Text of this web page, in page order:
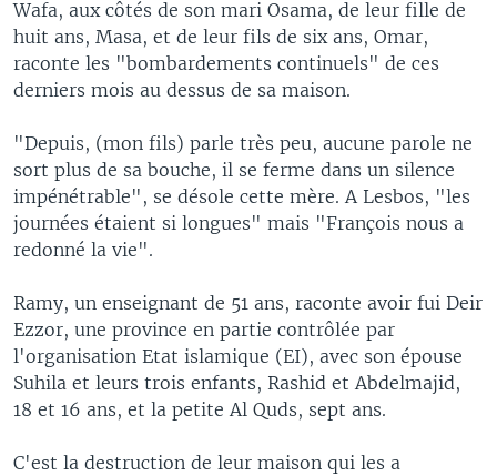
Wafa, aux côtés de son mari Osama, de leur fille de
huit ans, Masa, et de leur fils de six ans, Omar,
raconte les "bombardements continuels" de ces
derniers mois au dessus de sa maison.
"Depuis, (mon fils) parle très peu, aucune parole ne
sort plus de sa bouche, il se ferme dans un silence
impénétrable", se désole cette mère. A Lesbos, "les
journées étaient si longues" mais "François nous a
redonné la vie".
Ramy, un enseignant de 51 ans, raconte avoir fui Deir
Ezzor, une province en partie contrôlée par
l'organisation Etat islamique (EI), avec son épouse
Suhila et leurs trois enfants, Rashid et Abdelmajid,
18 et 16 ans, et la petite Al Quds, sept ans.
C'est la destruction de leur maison qui les a